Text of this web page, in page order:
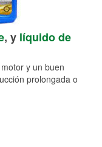
, y líquido de
y un buen
prolongada o